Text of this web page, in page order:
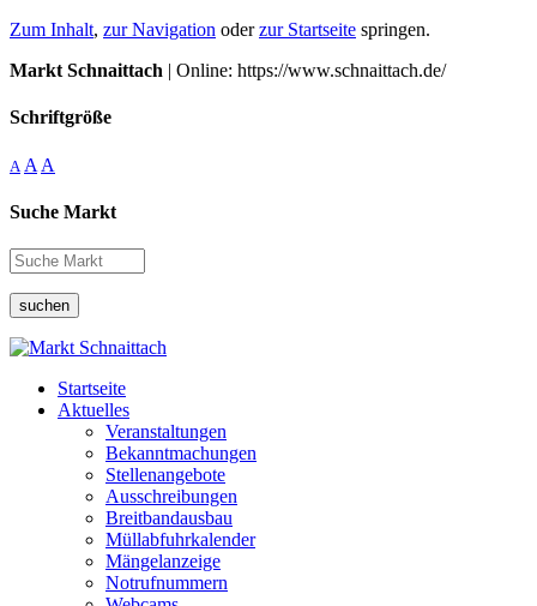
Zum Inhalt, zur Navigation oderzur Startseite springen.
Markt Schnaittach | Online: https://www.schnaittach.de/
Schriftgröße
A A A
Suche Markt
suchen
Startseite
Aktuelles
Veranstaltungen
Bekanntmachungen
Stellenangebote
Ausschreibungen
Breitbandausbau
Müllabfuhrkalender
Mängelanzeige
Notrufnummern